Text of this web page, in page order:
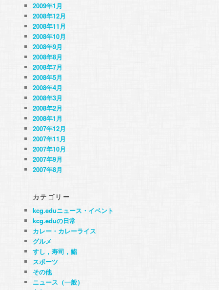
2009年1月
2008年12月
2008年11月
2008年10月
2008年9月
2008年8月
2008年7月
2008年5月
2008年4月
2008年3月
2008年2月
2008年1月
2007年12月
2007年11月
2007年10月
2007年9月
2007年8月
カテゴリー
kcg.eduニュース・イベント
kcg.eduの日常
カレー・カレーライス
グルメ
すし，寿司，鮨
スポーツ
その他
ニュース（一般）